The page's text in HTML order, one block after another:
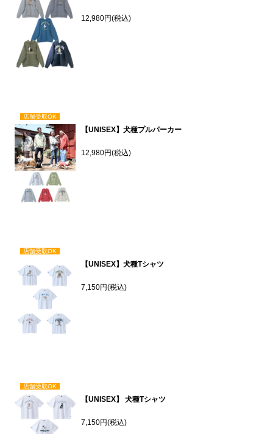
12,980円(税込)
店舗受取OK
【UNISEX】犬種プルパーカー
12,980円(税込)
店舗受取OK
【UNISEX】犬種Tシャツ
7,150円(税込)
店舗受取OK
【UNISEX】 犬種Tシャツ
7,150円(税込)